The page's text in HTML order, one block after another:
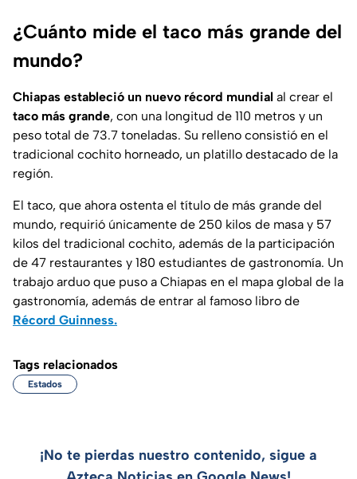
¿Cuánto mide el taco más grande del
mundo?
Chiapas estableció un nuevo récord mundial al crear el
taco más grande, con una longitud de 110 metros y un
peso total de 73.7 toneladas. Su relleno consistió en el
tradicional cochito horneado, un platillo destacado de la
región.
El taco, que ahora ostenta el título de más grande del
mundo, requirió únicamente de 250 kilos de masa y 57
kilos del tradicional cochito, además de la participación
de 47 restaurantes y 180 estudiantes de gastronomía. Un
trabajo arduo que puso a Chiapas en el mapa global de la
gastronomía, además de entrar al famoso libro de
Récord Guinness.
Tags relacionados
Estados
¡No te pierdas nuestro contenido, sigue a